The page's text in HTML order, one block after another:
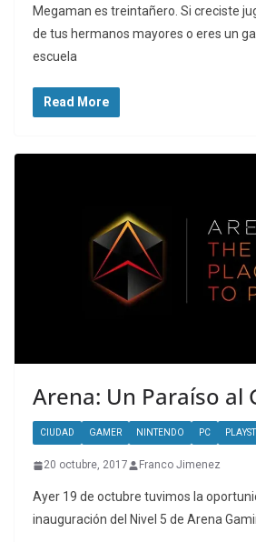
Megaman es treintañero. Si creciste
de tus hermanos mayores o eres un
escuela
Read More
Arena: Un Paraíso al
CIUDAD GAMER NINTENDO PC
20 octubre, 2017 Franco Jimenez
Ayer 19 de octubre tuvimos la
inauguración del Nivel 5 de Arena